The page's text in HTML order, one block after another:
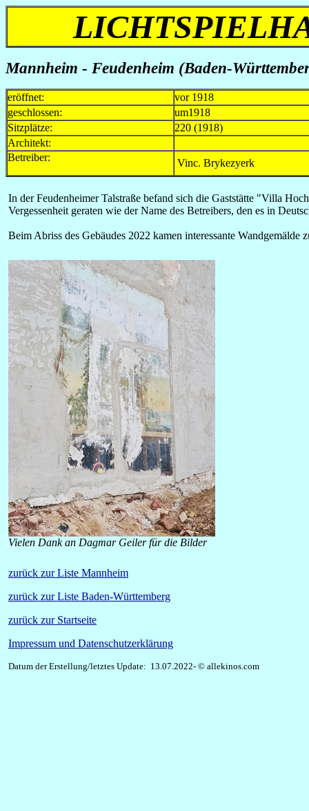
Mannheim - Feudenheim (Baden-
eröffnet:
vor 1918
geschlossen:
um1918
Sitzplätze:
220 (1918)
Architekt:
Betreiber:
Vinc. Brykezyerk
In der Feudenheimer Talstraße befand sich die Gaststätte "Villa
Vergessenheit geraten wie der Name des Betreibers, den es in
Beim Abriss des Gebäudes 2022 kamen interessante
Vielen Dank an Dagmar Geiler für die Bilder
zurück zur Liste Mannheim
zurück zur Liste Baden-Württemberg
zurück zur Startseite
Impressum und Datenschutzerklärung
Datum der Erstellung/letztes Update: 13.07.2022- © allekinos.com